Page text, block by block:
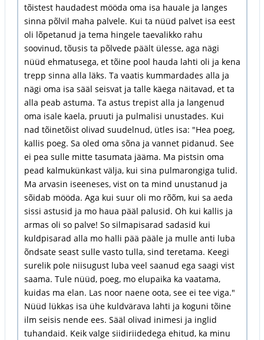
tõistest haudadest mööda oma isa hauale ja langes
sinna põlvil maha palvele. Kui ta nüüd palvet isa eest
oli lõpetanud ja tema hingele taevalikko rahu
soovinud, tõusis ta põlvede päält ülesse, aga nägi
nüüd ehmatusega, et tõine pool hauda lahti oli ja kena
trepp sinna alla läks. Ta vaatis kummardades alla ja
nägi oma isa sääl seisvat ja talle käega näitavad, et ta
alla peab astuma. Ta astus trepist alla ja langenud
oma isale kaela, pruuti ja pulmalisi unustades. Kui
nad tõinetõist olivad suudelnud, ütles isa: "Hea poeg,
kallis poeg. Sa oled oma sõna ja vannet pidanud. See
ei pea sulle mitte tasumata jääma. Ma pistsin oma
pead kalmukünkast välja, kui sina pulmarongiga tulid.
Ma arvasin iseeneses, vist on ta mind unustanud ja
sõidab mööda. Aga kui suur oli mo rõõm, kui sa aeda
sissi astusid ja mo haua pääl palusid. Oh kui kallis ja
armas oli so palve! So silmapisarad sadasid kui
kuldpisarad alla mo halli pää pääle ja mulle anti luba
õndsate seast sulle vasto tulla, sind teretama. Keegi
surelik pole niisugust luba veel saanud ega saagi vist
saama. Tule nüüd, poeg, mo elupaika ka vaatama,
kuidas ma elan. Las noor naene oota, see ei tee viga."
Nüüd lükkas isa ühe kuldvärava lahti ja koguni tõine
ilm seisis nende ees. Sääl olivad inimesi ja inglid
tuhandaid. Keik valge siidiriidedega ehitud, ka minu